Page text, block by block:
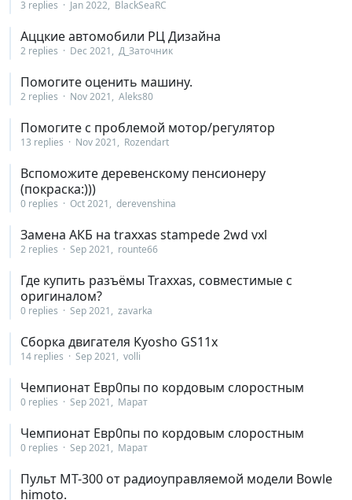
3 replies Jan 2022 BlackSeaRC
Аццкие автомобили РЦ Дизайна
2 replies Dec 2021 Д_Заточник
Помогите оценить машину.
2 replies Nov 2021 Aleks80
Помогите с проблемой мотор/регулятор
13 replies Nov 2021 Rozendart
Вспоможите деревенскому пенсионеру
(покраска:)))
0 replies Oct 2021 derevenshina
Замена АКБ на traxxas stampede 2wd vxl
2 replies Sep 2021 rounte66
Где купить разъёмы Traxxas, совместимые с
оригиналом?
0 replies Sep 2021 zavarka
Сборка двигателя Kyosho GS11x
14 replies Sep 2021 volli
Чемпионат Евр0пы по кордовым слоростным
0 replies Sep 2021 Марат
Чемпионат Евр0пы по кордовым слоростным
0 replies Sep 2021 Марат
Пульт MT-300 от радиоуправляемой модели Bowle
himoto.